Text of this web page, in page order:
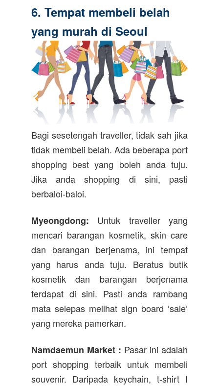
6. Tempat membeli belah
yang murah di Seoul
Bagi sesetengah traveller, tidak sah jika
tidak membeli belah. Ada beberapa port
shopping best yang boleh anda tuju.
Jika anda shopping di sini, pasti
berbaloi-baloi.
Myeongdong: Untuk traveller yang
mencari barangan kosmetik, skin care
dan barangan berjenama, ini tempat
yang harus anda tuju. Beratus butik
kosmetik dan barangan berjenama
terdapat di sini. Pasti anda rambang
mata selepas melihat sign board ‘sale’
yang mereka pamerkan.
Namdaemun Market : Pasar ini adalah
port shopping terbaik untuk membeli
souvenir. Daripada keychain, t-shirt I